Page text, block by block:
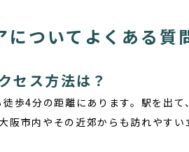
ついてよくある質
セス方法は？
歩4分の距離にあります。駅を出
市内やその近郊からも訪れやすい